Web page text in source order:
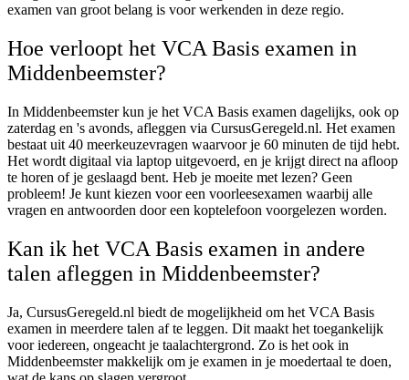
examen van groot belang is voor werkenden in deze regio.
Hoe verloopt het VCA Basis examen in
Middenbeemster?
In Middenbeemster kun je het VCA Basis examen dagelijks, ook op
zaterdag en 's avonds, afleggen via CursusGeregeld.nl. Het examen
bestaat uit 40 meerkeuzevragen waarvoor je 60 minuten de tijd hebt.
Het wordt digitaal via laptop uitgevoerd, en je krijgt direct na afloop
te horen of je geslaagd bent. Heb je moeite met lezen? Geen
probleem! Je kunt kiezen voor een voorleesexamen waarbij alle
vragen en antwoorden door een koptelefoon voorgelezen worden.
Kan ik het VCA Basis examen in andere
talen afleggen in Middenbeemster?
Ja, CursusGeregeld.nl biedt de mogelijkheid om het VCA Basis
examen in meerdere talen af te leggen. Dit maakt het toegankelijk
voor iedereen, ongeacht je taalachtergrond. Zo is het ook in
Middenbeemster makkelijk om je examen in je moedertaal te doen,